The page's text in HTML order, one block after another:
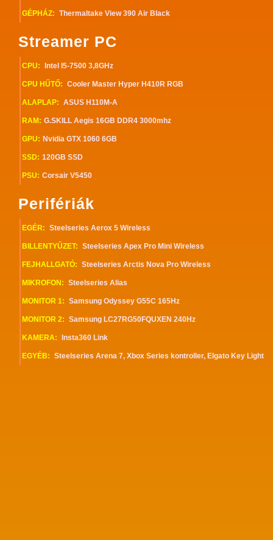
GÉPHÁZ: Thermaltake View 390 Air Black
Streamer PC
CPU: Intel I5-7500 3,8GHz
CPU HŰTŐ: Cooler Master Hyper H410R RGB
ALAPLAP: ASUS H110M-A
RAM: G.SKILL Aegis 16GB DDR4 3000mhz
GPU: Nvidia GTX 1060 6GB
SSD: 120GB SSD
PSU: Corsair V5450
Perifériák
EGÉR: Steelseries Aerox 5 Wireless
BILLENTYŰZET: Steelseries Apex Pro Mini Wireless
FEJHALLGATÓ: Steelseries Arctis Nova Pro Wireless
MIKROFON: Steelseries Alias
MONITOR 1: Samsung Odyssey G55C 165Hz
MONITOR 2: Samsung LC27RG50FQUXEN 240Hz
KAMERA: Insta360 Link
EGYÉB: Steelseries Arena 7, Xbox Series kontroller, Elgato Key Light